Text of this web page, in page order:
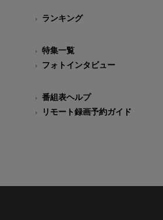
ランキング
特集一覧
フォトインタビュー
番組表ヘルプ
リモート録画予約ガイド